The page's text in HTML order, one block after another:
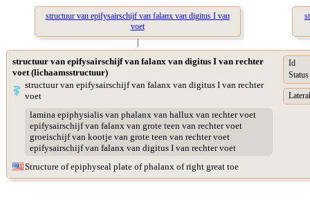
structuur van epifysairschijf van falanx van digitus I van
voet
|
structuur van epifysairschijf van falanx van digitus I van rechter
voet (lichaamsstructuur)
structuur van epifysairschijf van falanx van digitus I van rechter
voet
lamina epiphysialis van phalanx van hallux van rechter voet
epifysairschijf van falanx van grote teen van rechter voet
groeischijf van kootje van grote teen van rechter voet
epifysairschijf van falanx van digitus I van rechter voet
Structure of epiphyseal plate of phalanx of right great toe
Id
Status